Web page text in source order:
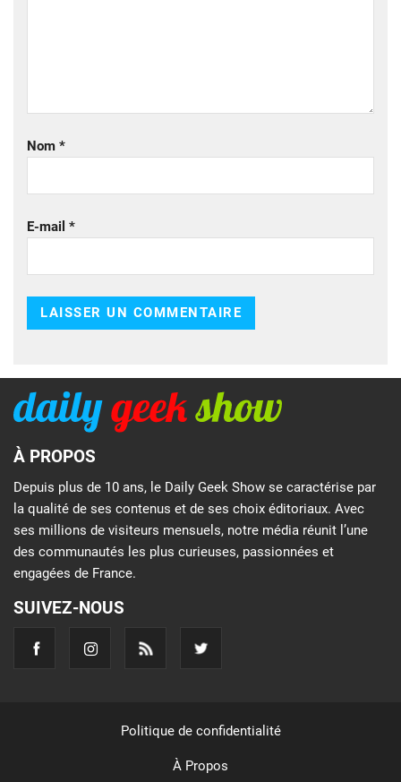
Nom *
E-mail *
À PROPOS
Depuis plus de 10 ans, le Daily Geek Show se caractérise par
la qualité de ses contenus et de ses choix éditoriaux. Avec
ses millions de visiteurs mensuels, notre média réunit l’une
des communautés les plus curieuses, passionnées et
engagées de France.
SUIVEZ-NOUS
Politique de confidentialité
À Propos